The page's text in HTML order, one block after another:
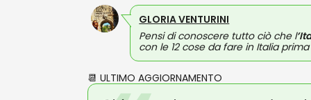
GLORIA VENTURINI
Pensi di conoscere tutto ciò che l
con le 12 cose da fare in Italia
📆 ULTIMO AGGIORNAMENTO